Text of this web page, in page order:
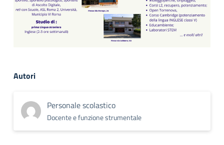
Autori
Personale scolastico
Docente e funzione strumentale